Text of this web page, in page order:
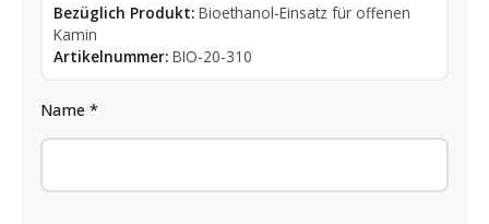
Bezüglich Produkt: Bioethanol-Einsatz für offenen
Kamin
Artikelnummer: BIO-20-310
Name *